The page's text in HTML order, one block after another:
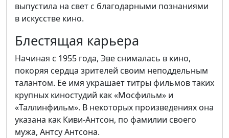
выпустила на свет с благодарными познаниями
в искусстве кино.
Блестящая карьера
Начиная с 1955 года, Эве снималась в кино,
покоряя сердца зрителей своим неподдельным
талантом. Ее имя украшает титры фильмов таких
крупных киностудий как «Мосфильм» и
«Таллинфильм». В некоторых произведениях она
указана как Киви-Антсон, по фамилии своего
мужа, Антсу Антсона.